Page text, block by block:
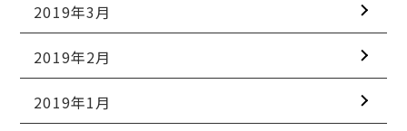
2019年3月
2019年2月
2019年1月